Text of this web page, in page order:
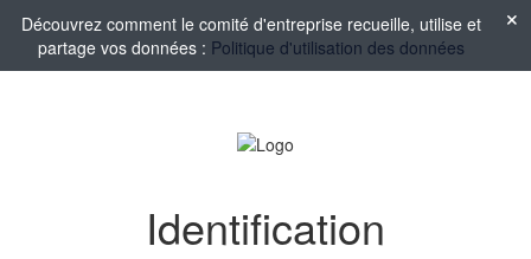
Découvrez comment le comité d'entreprise recueille, utilise et
partage vos données : Politique d'utilisation des données
Identification